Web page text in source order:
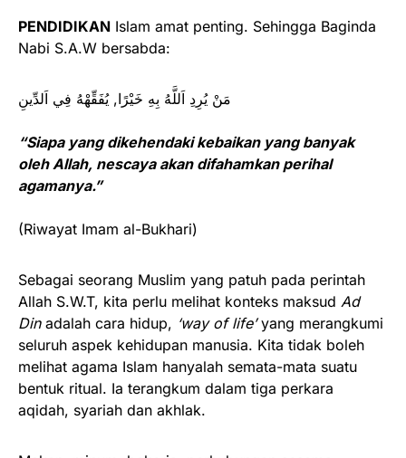
PENDIDIKAN Islam amat penting. Sehingga Baginda
Nabi S.A.W bersabda:
مَنْ يُرِدِ اَللَّهُ بِهِ خَيْرًا, يُفَقِّهْهُ فِي اَلدِّينِ
“Siapa yang dikehendaki kebaikan yang banyak
oleh Allah, nescaya akan difahamkan perihal
agamanya.”
(Riwayat Imam al-Bukhari)
Sebagai seorang Muslim yang patuh pada perintah
Allah S.W.T, kita perlu melihat konteks maksud Ad
Dinadalah cara hidup, ‘way of life’yang merangkumi
seluruh aspek kehidupan manusia. Kita tidak boleh
melihat agama Islam hanyalah semata-mata suatu
bentuk ritual. Ia terangkum dalam tiga perkara
aqidah, syariah dan akhlak.